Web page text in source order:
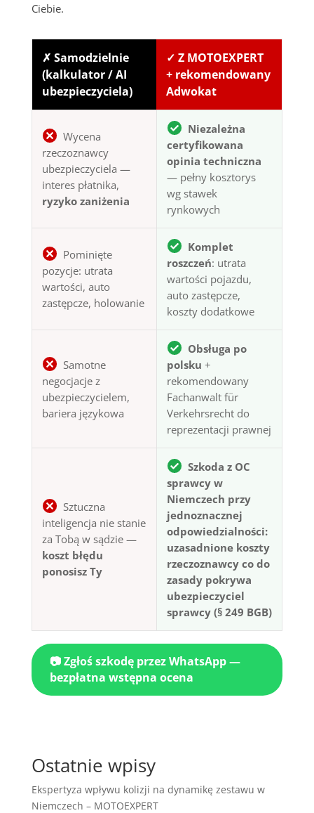
Ciebie.
✗ Samodzielnie
(kalkulator / AI
ubezpieczyciela)
✓ Z MOTOEXPERT
+ rekomendowany
Adwokat
Wycena
rzeczoznawcy
ubezpieczyciela —
interes płatnika,
ryzyko zaniżenia
Niezależna
certyfikowana
opinia techniczna
— pełny kosztorys
wg stawek
rynkowych
Pominięte
pozycje: utrata
wartości, auto
zastępcze, holowanie
Komplet
roszczeń: utrata
wartości pojazdu,
auto zastępcze,
koszty dodatkowe
Samotne
negocjacje z
ubezpieczycielem,
bariera językowa
Obsługa po
polsku +
rekomendowany
Fachanwalt für
Verkehrsrecht do
reprezentacji prawnej
Sztuczna
inteligencja nie stanie
za Tobą w sądzie —
koszt błędu
ponosisz Ty
Szkoda z OC
sprawcy w
Niemczech przy
jednoznacznej
odpowiedzialności:
uzasadnione koszty
rzeczoznawcy co do
zasady pokrywa
ubezpieczyciel
sprawcy (§ 249 BGB)
📷 Zgłoś szkodę przez WhatsApp —
bezpłatna wstępna ocena
Ostatnie wpisy
Ekspertyza wpływu kolizji na dynamikę zestawu w
Niemczech – MOTOEXPERT